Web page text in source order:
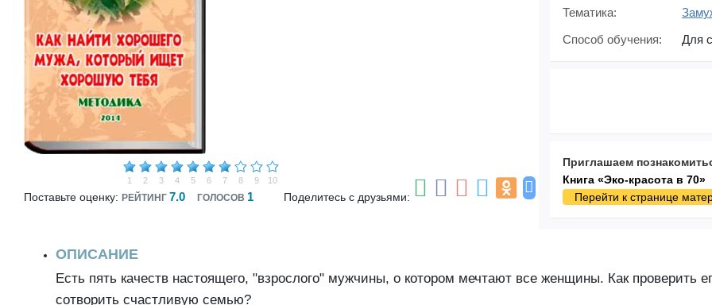
Поставьте оценку:
10
9
8
7
6
5
4
3
2
1
РЕЙТИНГ 7.0 ГОЛОСОВ 1 Поделитесь с друзьями:
Тематика:
Способ обучения:
Для
Приглашаем
Книга «Эко-красота в 70»
Перейти к странице
ОПИСАНИЕ
Есть пять качеств настоящего, "взрослого" мужчины, о котором мечтают все женщины. Как проверить
сотворить счастливую семью?